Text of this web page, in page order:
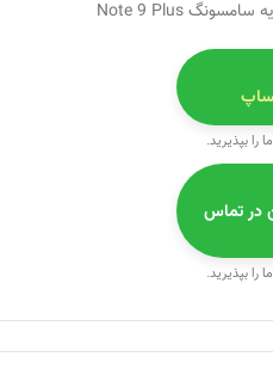
ما را بپذیرید.
در تماس
ما را بپذیرید.